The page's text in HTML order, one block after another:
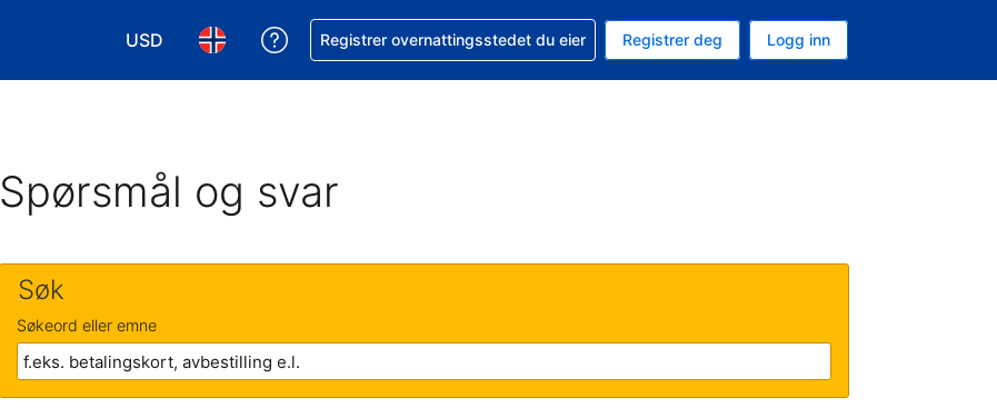
USD
Velg valuta. Du har valgt Amerikansk dollar som valuta
Velg språk. Du har valgt Norsk som språk
Få hjelp med bookingen din
Registrer overnattingsstedet du eier Registrer deg Logg inn
Spørsmål og svar
Søk
Søkeord eller emne